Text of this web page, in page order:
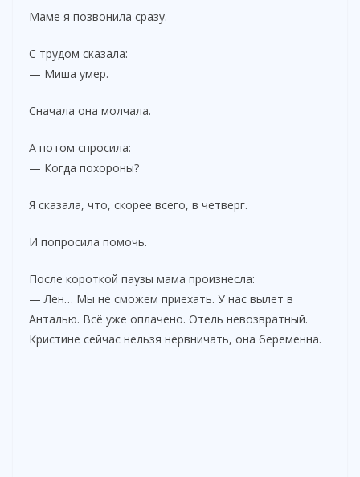
Маме я позвонила сразу.
С трудом сказала:
— Миша умер.
Сначала она молчала.
А потом спросила:
— Когда похороны?
Я сказала, что, скорее всего, в четверг.
И попросила помочь.
После короткой паузы мама произнесла:
— Лен… Мы не сможем приехать. У нас вылет в
Анталью. Всё уже оплачено. Отель невозвратный.
Кристине сейчас нельзя нервничать, она беременна.